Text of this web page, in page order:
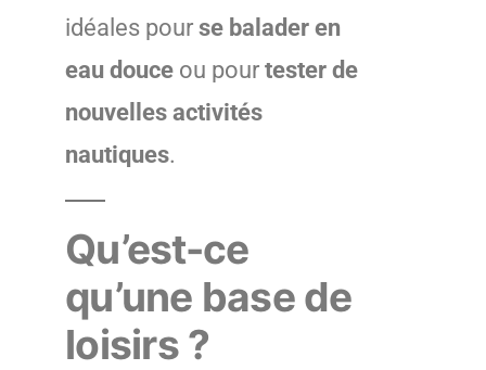
idéales pour se balader en
eau douce ou pour tester de
nouvelles activités
nautiques.
Qu’est-ce
qu’une base de
loisirs ?